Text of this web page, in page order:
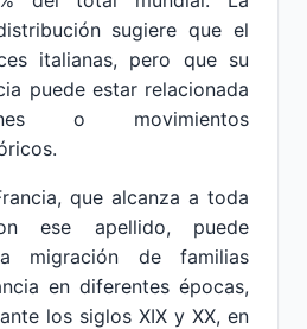
sugiere que el
italianas, pero que su
puede estar relacionada
o movimientos
que alcanza a toda
ese apellido, puede
migración de familias
en diferentes épocas,
los siglos XIX y XX, en